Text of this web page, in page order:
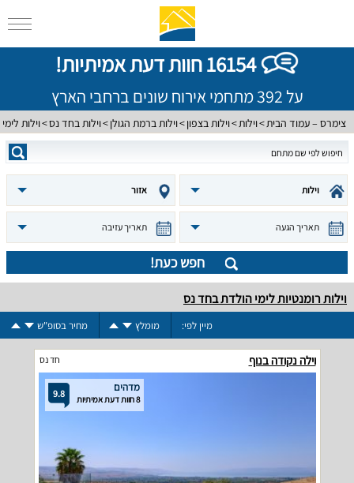
16154 חוות דעת אמיתיות!
על 392 מתחמי אירוח שונים ברחבי הארץ
צימרס – עמוד הבית וילות וילות בצפון וילות ברמת הגולן וילות בחד נס וילות
וילות אזור
תאריך הגעה תאריך עזיבה
חפש כעת!
וילות רומנטיות לימי הולדת בחד נס
מיין לפי: מומלץ מחיר בסופ"ש
וילה נקודה בנוף חד נס
9.8 מדהים
8 חוות דעת אמיתיות